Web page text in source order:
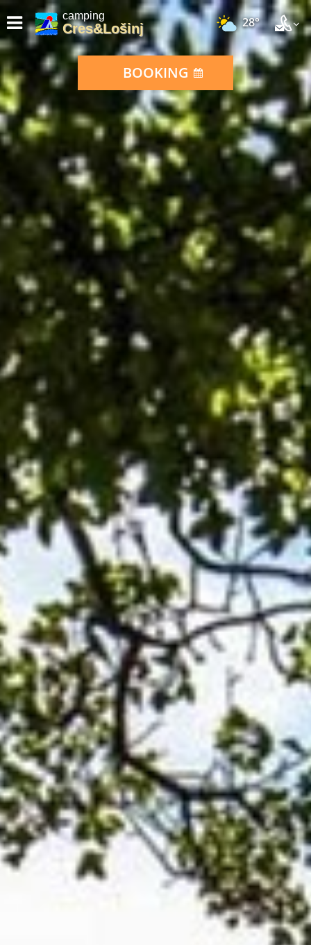
camping
Cres&Lošinj 28°
BOOKING